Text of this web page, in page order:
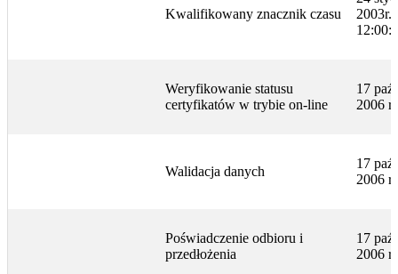
Kwalifikowany znacznik czasu
Weryfikowanie statusu
certyfikatów w trybie on-line
17
2006
Walidacja danych
17
2006
Poświadczenie odbioru i
przedłożenia
17
2006